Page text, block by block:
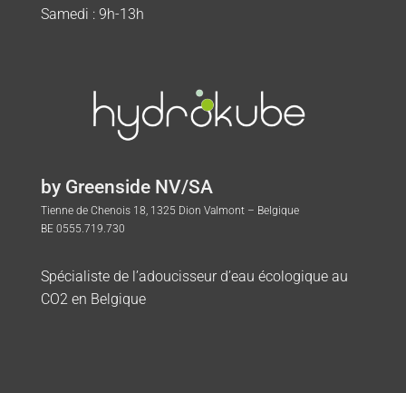
by Greenside NV/SA
Tienne de Chenois 18, 1325 Dion Valmont – Belgique
BE 0555.719.730
Spécialiste de l’adoucisseur d’eau écologique au
CO2 en Belgique
Samedi : 9h-13h